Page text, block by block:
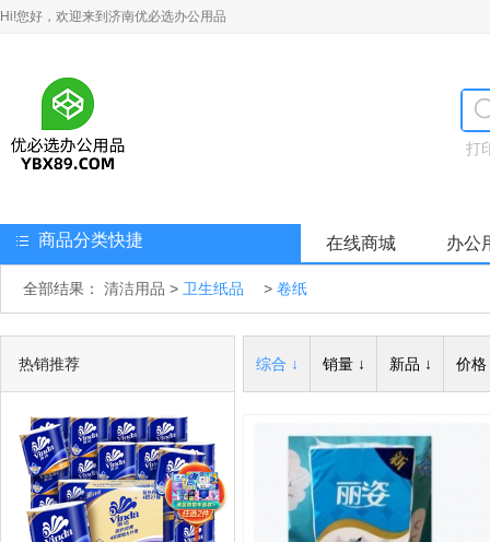
Hi!您好，欢迎来到济南优必选办公用品
打
商品分类快捷 在线商城 办公
全部结果： 清洁用品 > 卫生纸品 > 卷纸
热销推荐 综合 ↓ 销量 ↓ 新品 ↓ 价格